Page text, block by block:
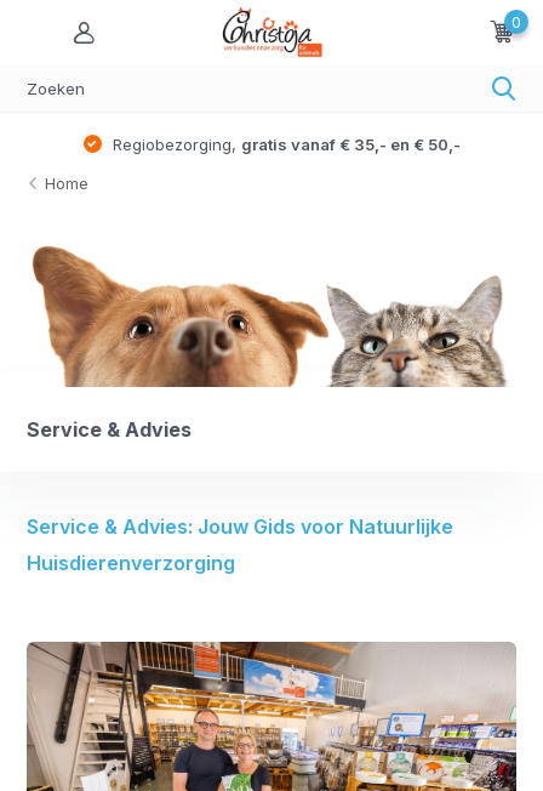
0
Regiobezorging, gratis vanaf € 35,- en € 50,-
Home
Service & Advies
Service & Advies: Jouw Gids voor Natuurlijke
Huisdierenverzorging